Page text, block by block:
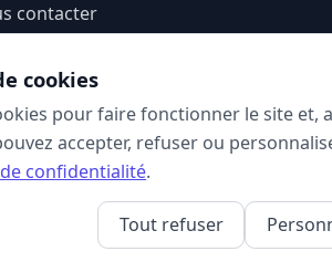
contacter
SUIVEZ-NOUS
cookies
pour faire fonctionner le site et,
accepter, refuser ou
confidentialité.
Tout refuser